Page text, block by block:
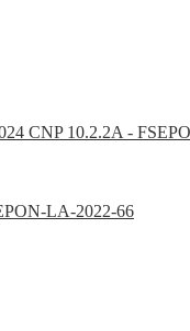
CNP 10.2.2A -
LA-2022-66